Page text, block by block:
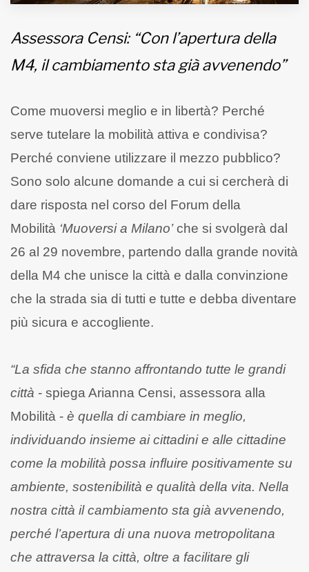
Assessora Censi: “Con l’apertura della
M4, il cambiamento sta già avvenendo”
Come muoversi meglio e in libertà? Perché
serve tutelare la mobilità attiva e condivisa?
Perché conviene utilizzare il mezzo pubblico?
Sono solo alcune domande a cui si cercherà di
dare risposta nel corso del Forum della
Mobilità ‘Muoversi a Milano’che si svolgerà dal
26 al 29 novembre, partendo dalla grande novità
della M4 che unisce la città e dalla convinzione
che la strada sia di tutti e tutte e debba diventare
più sicura e accogliente.
“La sfida che stanno affrontando tutte le grandi
città - spiega Arianna Censi, assessora alla
Mobilità - è quella di cambiare in meglio,
individuando insieme ai cittadini e alle cittadine
come la mobilità possa influire positivamente su
ambiente, sostenibilità e qualità della vita. Nella
nostra città il cambiamento sta già avvenendo,
perché l’apertura di una nuova metropolitana
che attraversa la città, oltre a facilitare gli